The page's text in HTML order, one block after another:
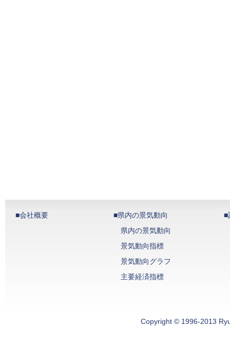
■会社概要
■県内の景気動向
県内の景気動向
景気動向指標
景気動向グラフ
主要経済指標
■
Copyright © 1996-2013